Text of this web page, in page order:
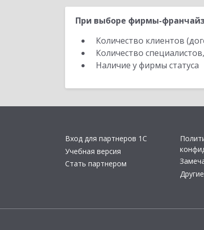
При выборе фирмы-
Количество клиентов
Количество
Наличие у фирмы статуса
Вход для партнеров 1С
Учебная версия
Стать партнером